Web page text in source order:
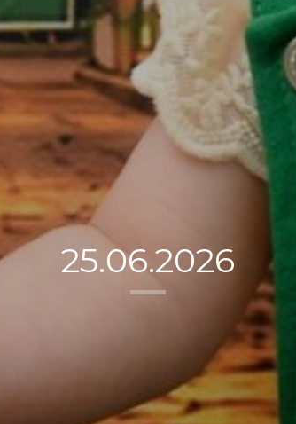
25.06.2026